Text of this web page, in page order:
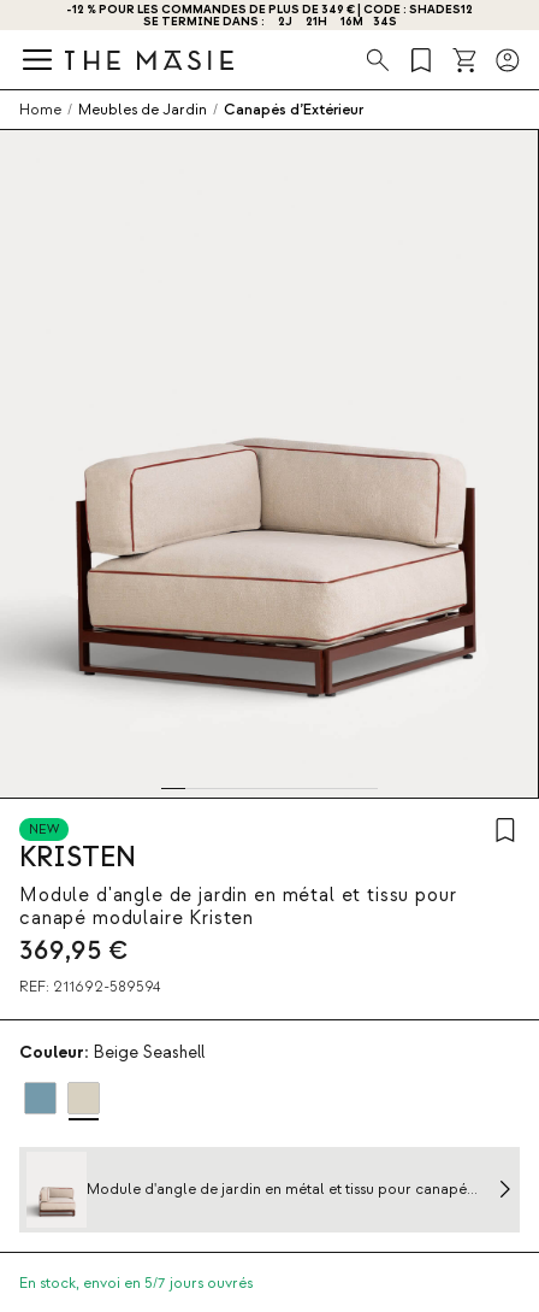
OBTENEZ - 10 % DE RÉDUCTION EN VOUS INSCRIVANT DÈS MAINTENANT !
Recherche
Home / Meubles de Jardin / Canapés d’Extérieur
NEW
KRISTEN
Module d'angle de jardin en métal et tissu pour
canapé modulaire Kristen
369,95 €
REF: 211692-589594
Couleur: Beige Seashell
Module d'angle de jardin en métal et tissu pour canapé
En stock, envoi en 5/7 jours ouvrés